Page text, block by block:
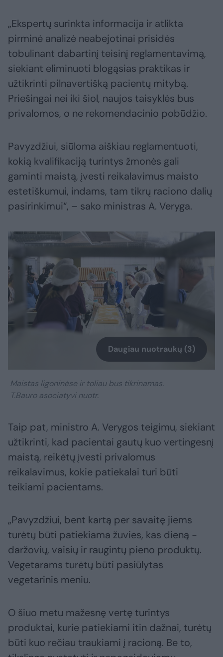
„Ekspertų surinkta informacija ir atlikta
pirminė analizė neabejotinai prisidės
tobulinant dabartinį teisinį reglamentavimą,
siekiant eliminuoti blogąsias praktikas ir
užtikrinti pilnavertišką pacientų mitybą.
Priešingai nei iki šiol, naujos taisyklės bus
privalomos, o ne rekomendacinio pobūdžio.
Pavyzdžiui, siūloma aiškiau reglamentuoti,
kokią kvalifikaciją turintys žmonės gali
gaminti maistą, įvesti reikalavimus maisto
estetiškumui, indams, tam tikrų raciono dalių
pasirinkimui“, – sako ministras A. Veryga.
Daugiau nuotraukų (3)
Maistas ligoninėse ir toliau bus tikrinamas.
T.Bauro asociatyvi nuotr.
Taip pat, ministro A. Verygos teigimu, siekiant
užtikrinti, kad pacientai gautų kuo vertingesnį
maistą, reikėtų įvesti privalomus
reikalavimus, kokie patiekalai turi būti
teikiami pacientams.
„Pavyzdžiui, bent kartą per savaitę jiems
turėtų būti patiekiama žuvies, kas dieną −
daržovių, vaisių ir raugintų pieno produktų.
Vegetarams turėtų būti pasiūlytas
vegetarinis meniu.
O šiuo metu mažesnę vertę turintys
produktai, kurie patiekiami itin dažnai, turėtų
būti kuo rečiau traukiami į racioną. Be to,